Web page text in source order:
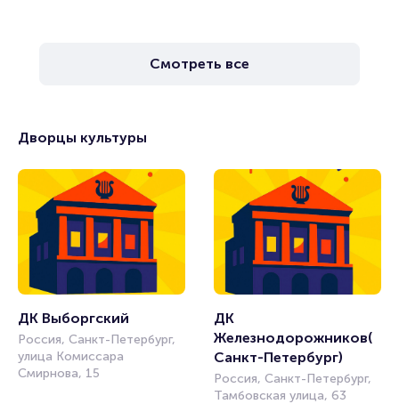
Смотреть все
Дворцы культуры
ДК Выборгский
Россия, Санкт-Петербург,
улица Комиссара
Смирнова, 15
ДК
Железнодорожников(
Санкт-Петербург)
Россия, Санкт-Петербург,
Тамбовская улица, 63